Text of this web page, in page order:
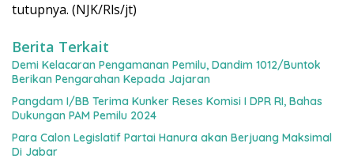
tutupnya. (NJK/Rls/jt)
Berita Terkait
Demi Kelacaran Pengamanan Pemilu, Dandim 1012/Buntok
Berikan Pengarahan Kepada Jajaran
Pangdam I/BB Terima Kunker Reses Komisi I DPR RI, Bahas
Dukungan PAM Pemilu 2024
Para Calon Legislatif Partai Hanura akan Berjuang Maksimal
Di Jabar